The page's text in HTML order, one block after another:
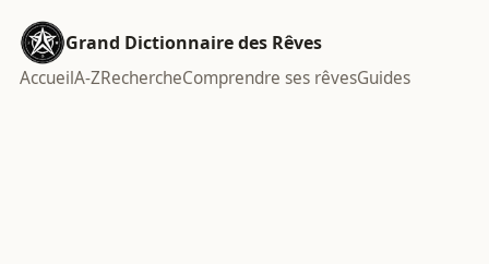
Grand Dictionnaire des Rêves
AccueilA-ZRechercheComprendre ses rêvesGuides